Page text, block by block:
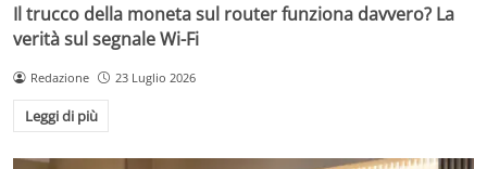
Il trucco della moneta sul router funziona davvero? La
verità sul segnale Wi-Fi
Redazione 23 Luglio 2026
Leggi di più